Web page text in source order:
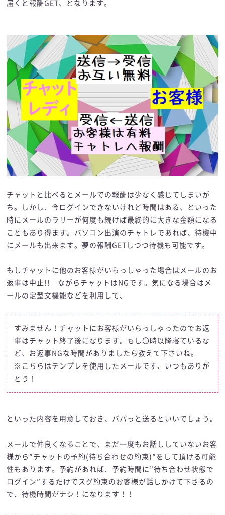
届くと報酬GET、となります。
チャットと比べるとメールでの報酬は少なく感じてしまいが
ち。しかし、今ログインできないけれど時間はある、といった
時にメールのラリーが何度も続けば最終的に大きな金額になる
こともあり得ます。パソコン出演のチャトレであれば、待機中
にメールも出来ます。夢の報酬GETしつつ待機も可能です。
もしチャットに他のお客様がいらっしゃった場合はメールのお
返事は中止!! ながらチャットはNGです。気になる場合はメ
ールの定型文機能などを利用して、
すみません！チャットにお客様がいらっしゃったのでお返
事はチャット終了後になります。もし〇時以降寝ているな
ど、お返事NGな時間がありましたら教えて下さいね。
※こちらはテンプレを使用したメールです、いつもありが
とう！
といった内容を用意しておき、パパっと送るといいでしょう。
メールで仲良くなることで、まだ一度もお話ししていないお客
様から”チャットの予約(待ち合わせの約束)”をして頂ける可能
性もあります。予約があれば、予約時間に”待ち合わせ状態で
ログイン”するだけでスグ約束のお客様が話しかけて下さるの
で、待機時間がナシ！になります！！